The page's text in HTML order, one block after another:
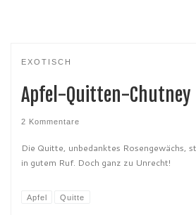
EXOTISCH
Apfel-Quitten-Chutney
2 Kommentare
Die Quitte, unbedanktes Rosengewächs,
in gutem Ruf. Doch ganz zu Unrecht!
Apfel Quitte